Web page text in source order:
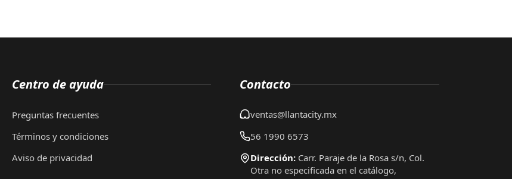
Centro de ayuda
Preguntas frecuentes
Términos y condiciones
Aviso de privacidad
Contacto
ventas@llantacity.mx
56 1990 6573
Dirección: Carr. Paraje de la Rosa s/n, Col.
Otra no especificada en el catálogo,